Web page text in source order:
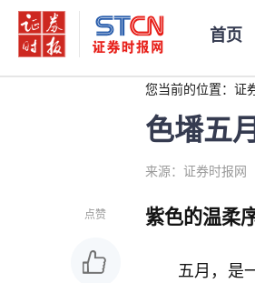
首页
您当前的位置： 证
色墦五
来源：证券时报网
点赞 紫色的温柔
五月，是